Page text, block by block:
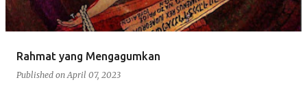
Rahmat yang Mengagumkan
Published onApril 07, 2023